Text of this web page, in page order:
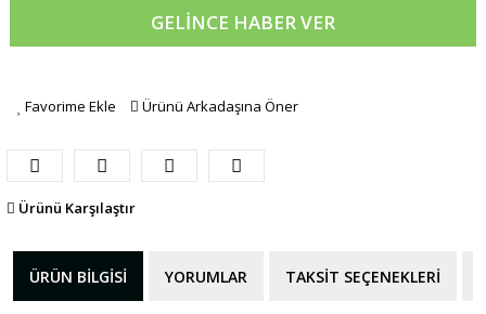
GELİNCE HABER VER
Favorime Ekle Ürünü Arkadaşına Öner
Ürünü Karşılaştır
ÜRÜN BILGISI YORUMLAR TAKSIT SEÇENEKLERI